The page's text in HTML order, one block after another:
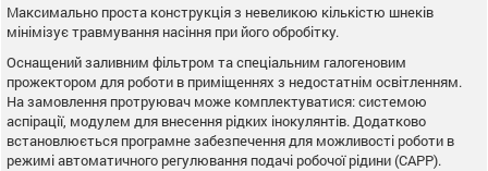
Максимально проста конструкція з невеликою кількістю шнеків
мінімізує травмування насіння при його обробітку.
Оснащений заливним фільтром та спеціальним галогеновим
прожектором для роботи в приміщеннях з недостатнім освітленням.
На замовлення протруювач може комплектуватися: системою
аспірації, модулем для внесення рідких інокулянтів. Додатково
встановлюється програмне забезпечення для можливості роботи в
режимі автоматичного регулювання подачі робочої рідини (САРР).